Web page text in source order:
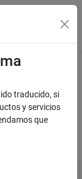
in page
traducido, si
y servicios
que